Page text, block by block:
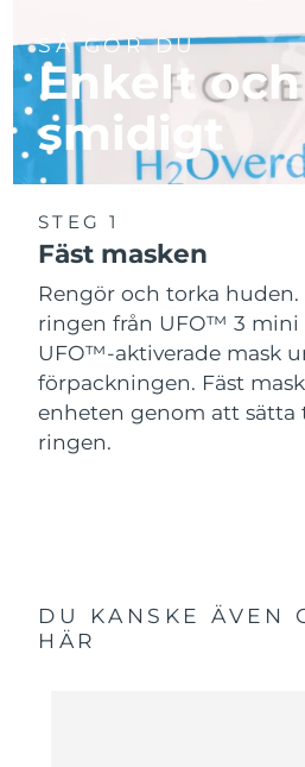
SÅ GÖR DU
Enkelt och
smidigt
STEG 1
Fäst masken
Rengör och torka huden.
ringen från UFO™ 3
UFO™-aktiverade mask
förpackningen. Fäst
enheten genom att sätta
ringen.
DU KANSKE ÄVEN
HÄR